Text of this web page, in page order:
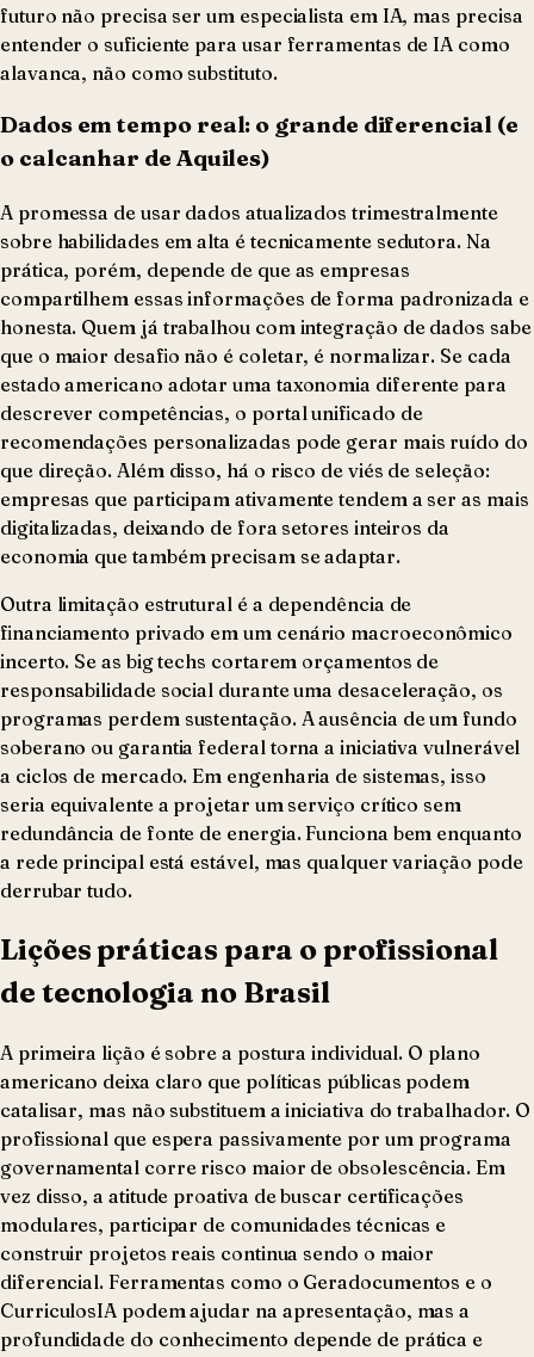
futuro não precisa ser um especialista em IA, mas precisa
entender o suficiente para usar ferramentas de IA como
alavanca, não como substituto.
Dados em tempo real: o grande diferencial (e
o calcanhar de Aquiles)
A promessa de usar dados atualizados trimestralmente
sobre habilidades em alta é tecnicamente sedutora. Na
prática, porém, depende de que as empresas
compartilhem essas informações de forma padronizada e
honesta. Quem já trabalhou com integração de dados sabe
que o maior desafio não é coletar, é normalizar. Se cada
estado americano adotar uma taxonomia diferente para
descrever competências, o portal unificado de
recomendações personalizadas pode gerar mais ruído do
que direção. Além disso, há o risco de viés de seleção:
empresas que participam ativamente tendem a ser as mais
digitalizadas, deixando de fora setores inteiros da
economia que também precisam se adaptar.
Outra limitação estrutural é a dependência de
financiamento privado em um cenário macroeconômico
incerto. Se as big techs cortarem orçamentos de
responsabilidade social durante uma desaceleração, os
programas perdem sustentação. A ausência de um fundo
soberano ou garantia federal torna a iniciativa vulnerável
a ciclos de mercado. Em engenharia de sistemas, isso
seria equivalente a projetar um serviço crítico sem
redundância de fonte de energia. Funciona bem enquanto
a rede principal está estável, mas qualquer variação pode
derrubar tudo.
Lições práticas para o profissional
de tecnologia no Brasil
A primeira lição é sobre a postura individual. O plano
americano deixa claro que políticas públicas podem
catalisar, mas não substituem a iniciativa do trabalhador. O
profissional que espera passivamente por um programa
governamental corre risco maior de obsolescência. Em
vez disso, a atitude proativa de buscar certificações
modulares, participar de comunidades técnicas e
construir projetos reais continua sendo o maior
diferencial. Ferramentas como o Geradocumentos e o
CurriculosIA podem ajudar na apresentação, mas a
profundidade do conhecimento depende de prática e